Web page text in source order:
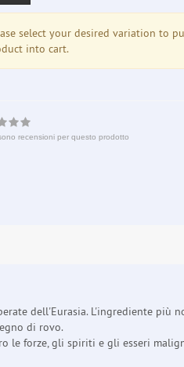
select your desired variation to
into cart.
recensioni per questo prodotto
dell'Eurasia. L'ingrediente più
di rovo.
le forze, gli spiriti e gli esseri